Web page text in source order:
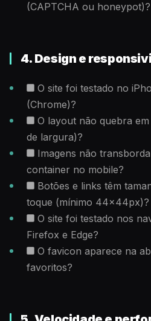
(CAPTCHA ou honeypot)?
4. Design e
O site foi testado no
(Chrome)?
O layout não quebra
de largura)?
Imagens não
container no mobile?
Botões e links têm
toque (mínimo 44x44px)?
O site foi testado nos
Firefox e Edge?
O favicon aparece na
favoritos?